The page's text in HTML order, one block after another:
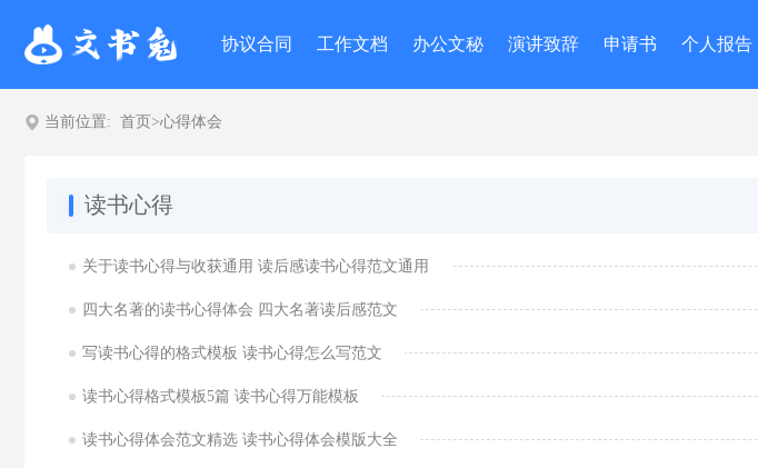
协议合同 工作文档 办公文秘 演讲致辞 申请书 个人报告
当前位置: 首页 >心得体会
读书心得
关于读书心得与收获通用 读后感读书心得范文通用
四大名著的读书心得体会 四大名著读后感范文
写读书心得的格式模板 读书心得怎么写范文
读书心得格式模板5篇 读书心得万能模板
读书心得体会范文精选 读书心得体会模版大全